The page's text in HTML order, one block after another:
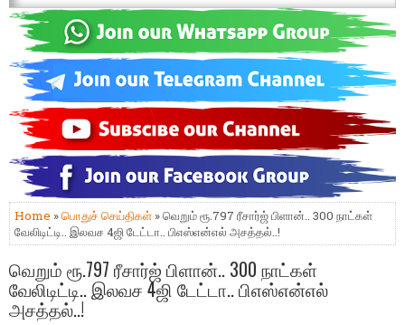
Home »பொதுச் செய்திகள் » வெறும் ரூ.797 ரீசார்ஜ் பிளான்.. 300 நாட்கள்
வேலிடிட்டி.. இலவச 4ஜி டேட்டா.. பிஎஸ்என்எல் அசத்தல்..!
வெறும் ரூ.797 ரீசார்ஜ் பிளான்.. 300 நாட்கள்
வேலிடிட்டி.. இலவச 4ஜி டேட்டா.. பிஎஸ்என்எல்
அசத்தல்..!